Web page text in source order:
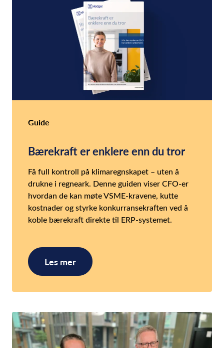
Guide
Bærekraft er enklere enn du tror
Få full kontroll på klimaregnskapet – uten å
drukne i regneark. Denne guiden viser CFO-er
hvordan de kan møte VSME-kravene, kutte
kostnader og styrke konkurransekraften ved å
koble bærekraft direkte til ERP-systemet.
Les mer